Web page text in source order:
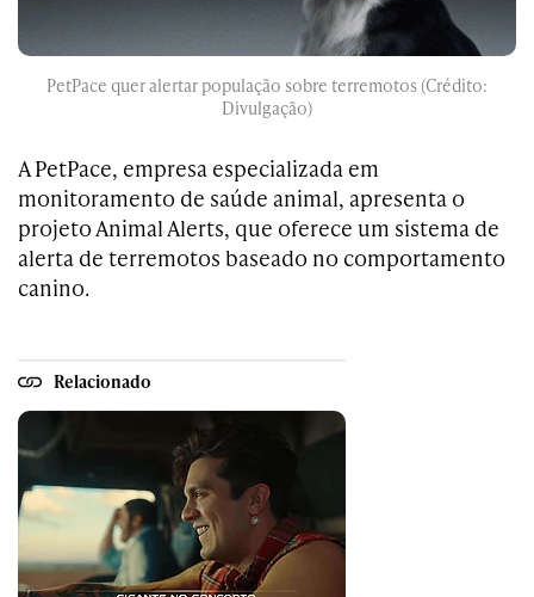
PetPace quer alertar população sobre terremotos (Crédito:
Divulgação)
A PetPace, empresa especializada em
monitoramento de saúde animal, apresenta o
projeto Animal Alerts, que oferece um sistema de
alerta de terremotos baseado no comportamento
canino.
Relacionado